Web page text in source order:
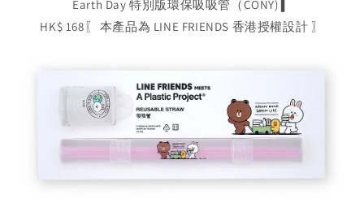
Earth Day 特別版環保吸吸管（CONY) ▍
HK$ 168〖 本產品為 LINE FRIENDS 香港授權設計 〗